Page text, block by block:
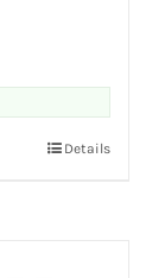
Details